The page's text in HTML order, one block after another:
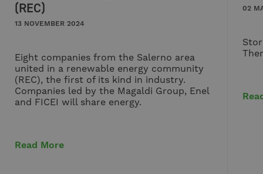
(REC)
13 NOVEMBER 2024
Eight companies from the Salerno area
united in a renewable energy community
(REC), the first of its kind in industry.
Companies led by the Magaldi Group, Enel
and FICEI will share energy.
Read More
02